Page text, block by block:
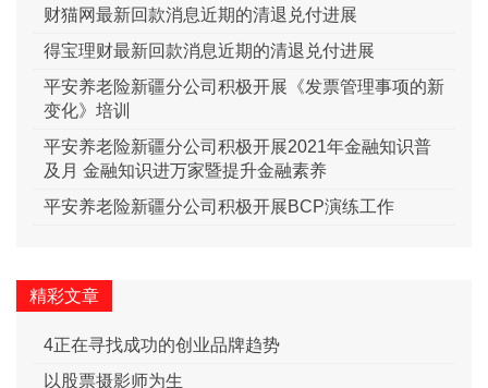
财猫网最新回款消息近期的清退兑付进展
得宝理财最新回款消息近期的清退兑付进展
平安养老险新疆分公司积极开展《发票管理事项的新
变化》培训
平安养老险新疆分公司积极开展2021年金融知识普
及月 金融知识进万家暨提升金融素养
平安养老险新疆分公司积极开展BCP演练工作
精彩文章
4正在寻找成功的创业品牌趋势
以股票摄影师为生